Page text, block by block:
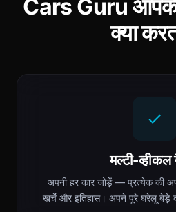
Cars Guru
क्या
मल्टी-व्हीकल
अपनी हर कार जोड़ें — प्रत्येक की
खर्चे और इतिहास। अपने पूरे घरेलू बेड़े